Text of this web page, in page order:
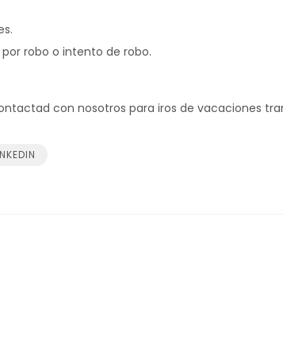
robo o intento de robo.
con nosotros para iros de vacaciones